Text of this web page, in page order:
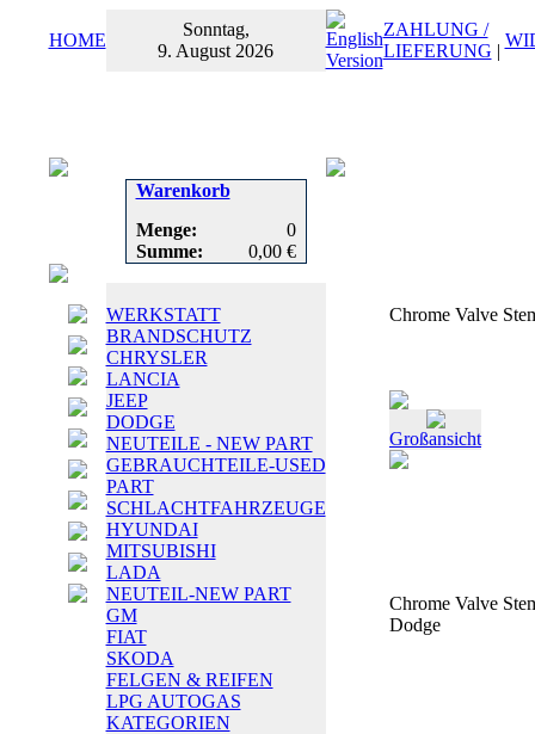
HOME
Sonntag,
9. August 2026
ZAHLUNG /
LIEFERUNG |
Warenkorb
Menge:
0
Summe:
0,00 €
WERKSTATT
BRANDSCHUTZ
CHRYSLER
LANCIA
JEEP
DODGE
NEUTEILE - NEW PART
GEBRAUCHTEILE-USED
PART
SCHLACHTFAHRZEUGE
HYUNDAI
MITSUBISHI
LADA
NEUTEIL-NEW PART
GM
FIAT
SKODA
FELGEN & REIFEN
LPG AUTOGAS
KATEGORIEN
Chrome Valve
Großansicht
Chrome Valve
Dodge